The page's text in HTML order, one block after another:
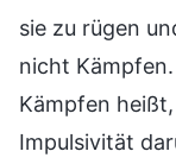
sie zu rügen
nicht
Kämpfen
Impulsivität